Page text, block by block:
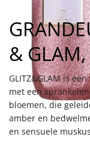
&
GLITZ&GLAM is
met een
bloemen, die
amber en
en sensuele